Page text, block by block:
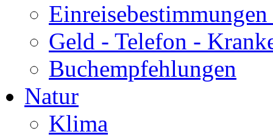
Geld - Telefon -
Buchempfehlungen
Natur
Klima